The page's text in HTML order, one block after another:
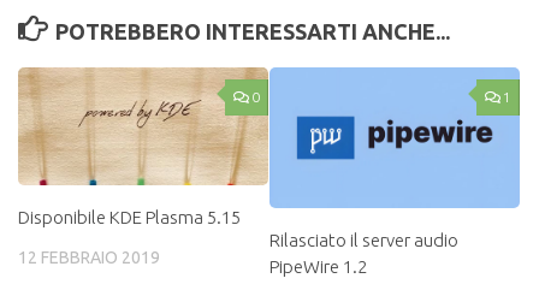
POTREBBERO INTERESSARTI ANCHE...
0
Disponibile KDE Plasma 5.15
12 FEBBRAIO 2019
1
Rilasciato il server audio
PipeWire 1.2